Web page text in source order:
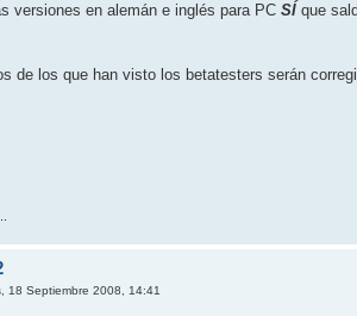
las versiones en alemán e inglés para PCSÍ que
de los que han visto los betatesters serán
18 Septiembre 2008, 14:41